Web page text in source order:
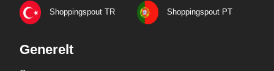
Shoppingspout TR Shoppingspout PT
Generelt